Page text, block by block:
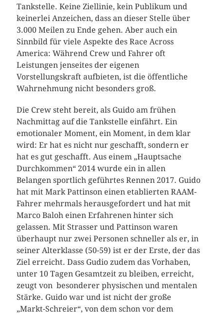
Tankstelle. Keine Ziellinie, kein Publikum und
keinerlei Anzeichen, dass an dieser Stelle über
3.000 Meilen zu Ende gehen. Aber auch ein
Sinnbild für viele Aspekte des Race Across
America: Während Crew und Fahrer oft
Leistungen jenseites der eigenen
Vorstellungskraft aufbieten, ist die öffentliche
Wahrnehmung nicht besonders groß.
Die Crew steht bereit, als Guido am frühen
Nachmittag auf die Tankstelle einfährt. Ein
emotionaler Moment, ein Moment, in dem klar
wird: Er hat es nicht nur geschafft, sondern er
hat es gut geschafft. Aus einem „Hauptsache
Durchkommen“ 2014 wurde ein in allen
Belangen sportlich geführtes Rennen 2017. Guido
hat mit Mark Pattinson einen etablierten RAAM-
Fahrer mehrmals herausgefordert und hat mit
Marco Baloh einen Erfahrenen hinter sich
gelassen. Mit Strasser und Pattinson waren
überhaupt nur zwei Personen schneller als er, in
seiner Alterklasse (50-59) ist er der Erste, der das
Ziel erreicht. Dass Gudio zudem das Vorhaben,
unter 10 Tagen Gesamtzeit zu bleiben, erreicht,
zeugt von besonderer physischen und mentalen
Stärke. Guido war und ist nicht der große
„Markt-Schreier“, von dem schon vor dem